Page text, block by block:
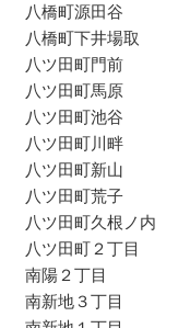
八橋町源田谷
八橋町下井場取
八ツ田町門前
八ツ田町馬原
八ツ田町池谷
八ツ田町川畔
八ツ田町新山
八ツ田町荒子
八ツ田町久根ノ内
八ツ田町２丁目
南陽２丁目
南新地３丁目